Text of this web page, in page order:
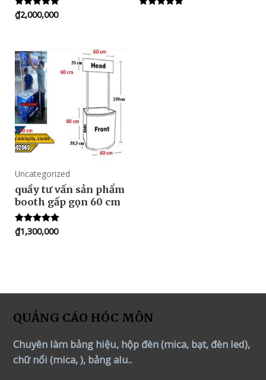
Rated
5.00
₫2,000,000
Uncategorized
quầy tư vấn sản phẩm
booth gấp gọn 60 cm
Rated
5.00
₫1,300,000
QUẢNG CÁO HÓC MÔN
Chuyên làm bảng hiệu, hộp đèn (mica, bạt, đèn led),
chữ nổi (mica, ), bảng alu..